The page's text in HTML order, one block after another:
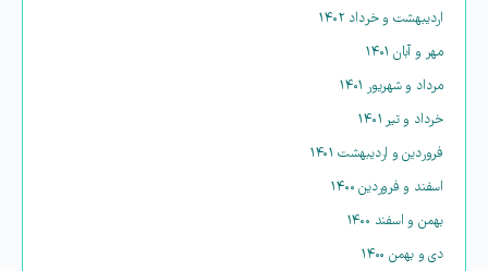
اردیبهشت و خرداد ۱۴۰۲
مهر و آبان ۱۴۰۱
مرداد و شهریور ۱۴۰۱
خرداد و تیر ۱۴۰۱
فروردین و اردیبهشت ۱۴۰۱
اسفند و فروردین ۱۴۰۰
بهمن و اسفند ۱۴۰۰
دی و بهمن ۱۴۰۰